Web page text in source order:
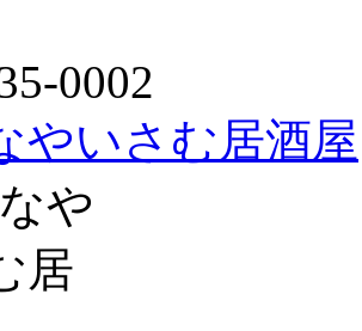
やいさむ居酒屋